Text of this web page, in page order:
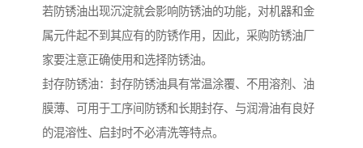
若防锈油出现沉淀就会影响防锈油的功能，对机器和金
属元件起不到其应有的防锈作用，因此，采购防锈油厂
家要注意正确使用和选择防锈油。
封存防锈油：封存防锈油具有常温涂覆、不用溶剂、油
膜薄、可用于工序间防锈和长期封存、与润滑油有良好
的混溶性、启封时不必清洗等特点。